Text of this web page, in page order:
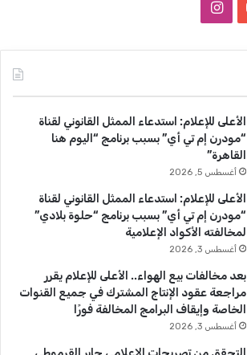
T
u
b
e
ق
ا
م
الأعلى للإعلام: استدعاء الممثل القانوني لقناة
“مودرن إم تي أي” بسبب برنامج “اليوم هنا
القاهرة”
أغسطس 5, 2026
الأعلى للإعلام: استدعاء الممثل القانوني لقناة
“مودرن إم تي أي” بسبب برنامج “حلوة بلادي”
لمخالفته الأكواد الإعلامية
أغسطس 3, 2026
بعد مخالفات بيع الهواء.. الأعلى للإعلام يقرر
مراجعة عقود الإنتاج المشترك في جميع القنوات
الخاصة وإيقاف البرامج المخالفة فورًا
أغسطس 3, 2026